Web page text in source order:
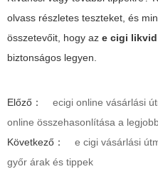
olvass részletes teszteket, és
összetevőit, hogy az e cigi likvid
biztonságos legyen.
Előző：
ecigi online vásárlási
online összehasonlítása a
Következő：
e cigi vásárlási
győr árak és tippek